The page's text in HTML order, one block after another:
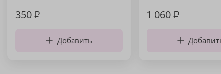
350₽
Добавить
1 060₽